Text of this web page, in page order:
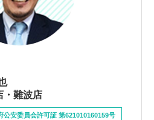
・難波店
公安委員会許可証 第621010160159号